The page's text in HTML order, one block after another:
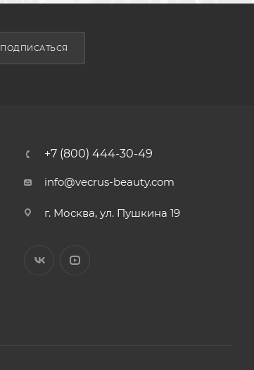
ПОДПИСАТЬСЯ
+7 (800) 444-30-49
info@vecrus-beauty.com
г. Москва, ул. Пушкина 19